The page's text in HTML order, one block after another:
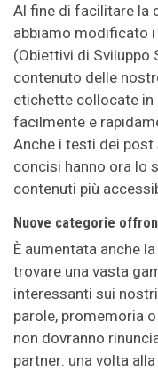
Al fine di facilitare la
abbiamo modificato
(Obiettivi di Sviluppo
contenuto delle
etichette collocate in
facilmente e
Anche i testi dei
concisi hanno ora lo
contenuti più
Nuove categorie
È aumentata anche
trovare una vasta
interessanti sui
parole, promemoria
non dovranno
partner: una volta